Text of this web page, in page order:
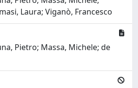
Laura; Viganò, Francesco
Pietro; Massa, Michele; de